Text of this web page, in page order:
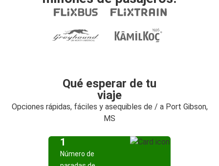
Qué esperar de tu
viaje
Opciones rápidas, fáciles y asequibles de / a Port Gibson,
MS
1
Número de